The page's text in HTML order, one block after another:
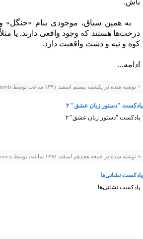
باش.
به همین سیاق، موجودی بنام «جنگل»
درخت‌ها هستند که وجود واقعی دارند. یا
کوه و تپه و دشت واقعیت دارد.
ادامه...
+ نوشته شده در یکشنبه بیستم اسفند ۱۳۹۱ ساعت توسط Panevis |
پادکست "دستور زبان عشق" ۲
پادکست "دستور زبان عشق" ۲
+ نوشته شده در جمعه هجدهم اسفند ۱۳۹۱ ساعت توسط Panevis |
پادکست نشانی‌ها
پادکست نشانی‌ها